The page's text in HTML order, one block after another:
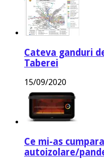
Cateva ganduri
Taberei
15/09/2020
Ce mi-as
autoizolare/